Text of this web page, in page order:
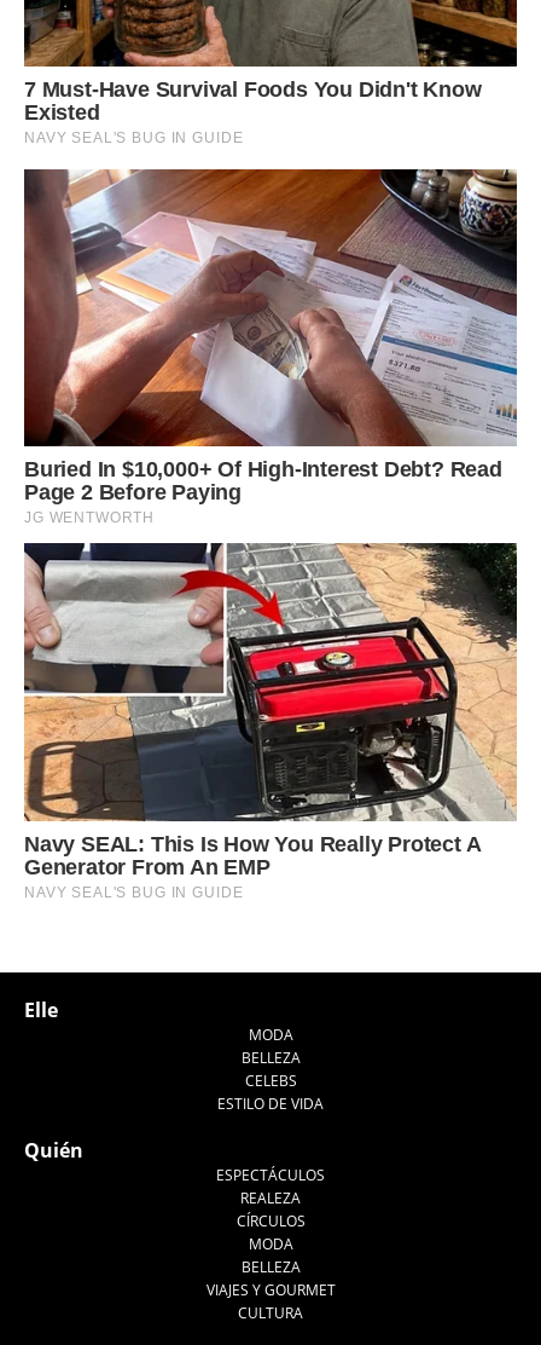
Elle
MODA
BELLEZA
CELEBS
ESTILO DE VIDA
Quién
ESPECTÁCULOS
REALEZA
CÍRCULOS
MODA
BELLEZA
VIAJES Y GOURMET
CULTURA